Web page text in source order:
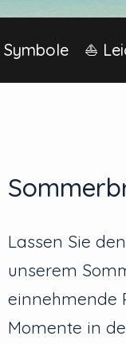
Symbole ⛵
Lassen Sie
unserem
einnehmende
Momente in